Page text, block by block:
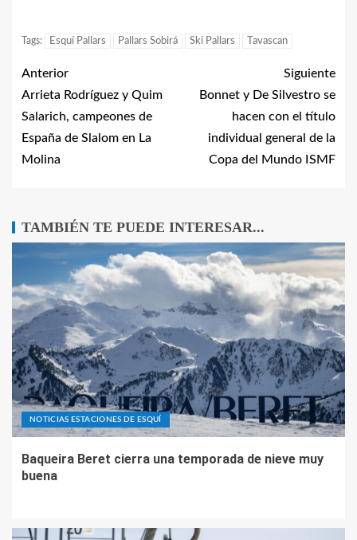
Tags: Esquí Pallars Pallars Sobirá Ski Pallars Tavascan
Anterior
Arrieta Rodríguez y Quim
Salarich, campeones de
España de Slalom en La
Molina
Siguiente
Bonnet y De Silvestro se
hacen con el título
individual general de la
Copa del Mundo ISMF
TAMBIÉN TE PUEDE INTERESAR...
NOTICIAS ESTACIONES DE ESQUÍ
Baqueira Beret cierra una temporada de nieve muy
buena